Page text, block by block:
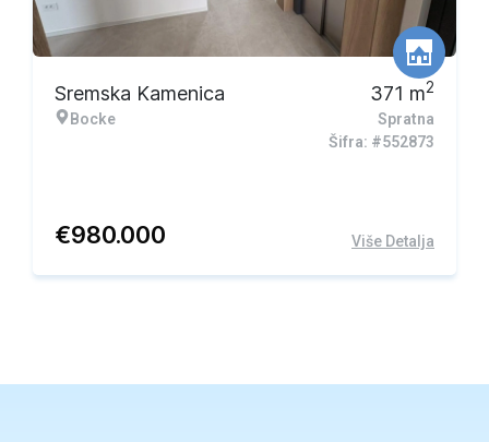
Sremska Kamenica
Bocke
371 m2
Spratna
Šifra: #552873
€980.000 Više Detalja